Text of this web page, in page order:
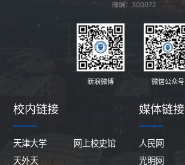
邮编：300072
新浪微博 微信公众号
校内链接
天津大学
网上校史馆
天外天
媒体链接
人民网
光明网